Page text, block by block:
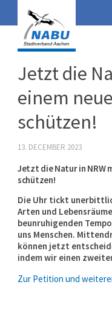
Jetzt die
einem
schützen!
13. DECEMBER 2023
Jetzt die Natur in NRW
schützen!
Die Uhr tickt
Arten und
beunruhigenden
uns Menschen.
können jetzt
indem wir einen
Zur Petition und